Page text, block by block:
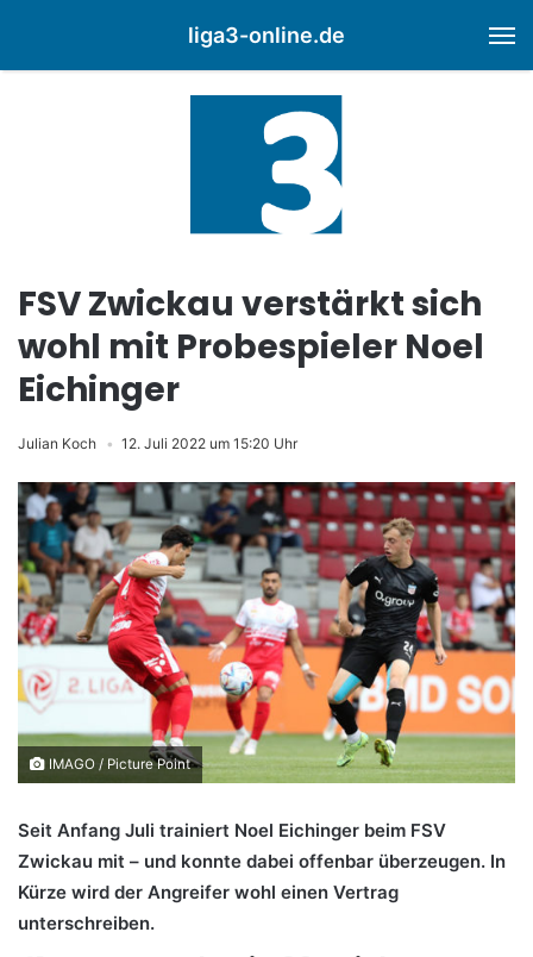
liga3-online.de
FSV Zwickau verstärkt sich
wohl mit Probespieler Noel
Eichinger
Julian Koch 12. Juli 2022 um 15:20 Uhr
IMAGO / Picture Point
Seit Anfang Juli trainiert Noel Eichinger beim FSV
Zwickau mit – und konnte dabei offenbar überzeugen. In
Kürze wird der Angreifer wohl einen Vertrag
unterschreiben.